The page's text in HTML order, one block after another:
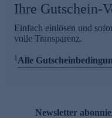
Ihre Gutschein-
Einfach einlösen und
volle Transparenz.
1Alle
Newsletter